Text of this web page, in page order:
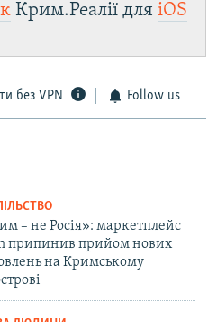
Крим.Реалії для iOS
без VPN Follow us
– не Росія»: маркетплейс
припинив прийом нових
на Кримському